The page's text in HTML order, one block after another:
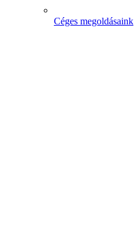
Céges megoldásaink